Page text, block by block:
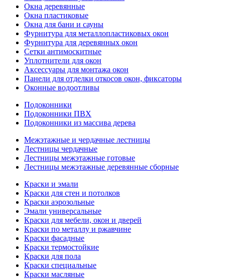
Окна деревянные
Окна пластиковые
Окна для бани и сауны
Фурнитура для металлопластиковых окон
Фурнитура для деревянных окон
Сетки антимоскитные
Уплотнители для окон
Аксессуары для монтажа окон
Панели для отделки откосов окон, фиксаторы
Оконные водоотливы
Подоконники
Подоконники ПВХ
Подоконники из массива дерева
Межэтажные и чердачные лестницы
Лестницы чердачные
Лестницы межэтажные готовые
Лестницы межэтажные деревянные сборные
Краски и эмали
Краски для стен и потолков
Краски аэрозольные
Эмали универсальные
Краски для мебели, окон и дверей
Краски по металлу и ржавчине
Краски фасадные
Краски термостойкие
Краски для пола
Краски специальные
Краски масляные